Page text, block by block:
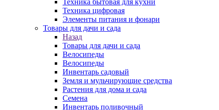
Техника бытовая для кухни
Техника цифровая
Элементы питания и фонари
Товары для дачи и сада
Назад
Товары для дачи и сада
Велосипеды
Велосипеды
Инвентарь садовый
Земля и мульчирующие средства
Растения для дома и сада
Семена
Инвентарь поливочный